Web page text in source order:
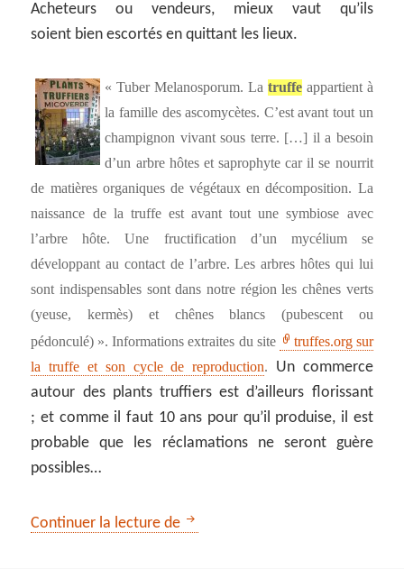
Acheteurs ou vendeurs, mieux vaut qu’ils
soient bien escortés en quittant les lieux.
« Tuber Melanosporum. La truffeappartient à
la famille des ascomycètes. C’est avant tout un
champignon vivant sous terre. […] il a besoin
d’un arbre hôtes et saprophyte car il se nourrit
de matières organiques de végétaux en décomposition. La
naissance de la truffe est avant tout une symbiose avec
l’arbre hôte. Une fructification d’un mycélium se
développant au contact de l’arbre. Les arbres hôtes qui lui
sont indispensables sont dans notre région les chênes verts
(yeuse, kermès) et chênes blancs (pubescent ou
pédonculé) ». Informations extraites du site
truffes.org sur
la truffe et son cycle de reproduction. Un commerce
autour des plants truffiers est d’ailleurs florissant
; et comme il faut 10 ans pour qu’il produise, il est
probable que les réclamations ne seront guère
possibles…
Continuer la lecture de A la découverte du diamant noir